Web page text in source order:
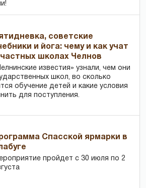
советские
и йога: чему и как учат
школах Челнов
известия» узнали, чем они
школ, во сколько
обучение детей и какие условия
для поступления.
Спасской ярмарки в
пройдет с 30 июля по 2